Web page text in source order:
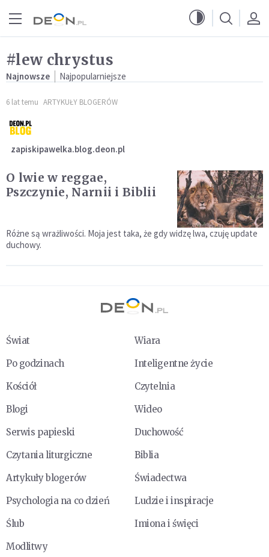
#lew chrystus
Najnowsze Najpopularniejsze
6 lat temu ARTYKUŁY BLOGERÓW
zapiskipawelka.blog.deon.pl
O lwie w reggae,
Pszczynie, Narnii i Biblii
Różne są wrażliwości. Moja jest taka, że gdy widzę lwa, czuję update
duchowy.
Świat
Wiara
Po godzinach
Inteligentne życie
Kościół
Czytelnia
Blogi
Wideo
Serwis papieski
Duchowość
Czytania liturgiczne
Biblia
Artykuły blogerów
Świadectwa
Psychologia na co dzień
Ludzie i inspiracje
Ślub
Imiona i święci
Modlitwy